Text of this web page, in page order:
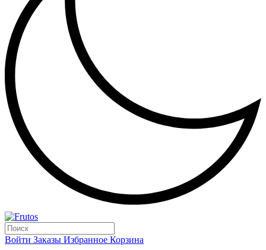
Войти Заказы Избранное Корзина